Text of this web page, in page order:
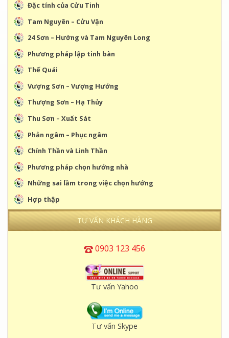
Đặc tính của Cửu Tinh
Tam Nguyên – Cửu Vận
24 Sơn – Hướng và Tam Nguyên Long
Phương pháp lập tinh bàn
Thế Quái
Vượng Sơn – Vượng Hướng
Thượng Sơn – Hạ Thủy
Thu Sơn – Xuất Sát
Phản ngâm – Phục ngâm
Chính Thần và Linh Thần
Phương pháp chọn hướng nhà
Những sai lầm trong việc chọn hướng
Hợp thập
TƯ VẤN KHÁCH HÀNG
0903 123 456
Tư vấn Yahoo
Tư vấn Skype